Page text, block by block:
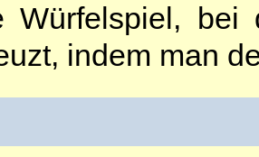
Würfelspiel,
indem man